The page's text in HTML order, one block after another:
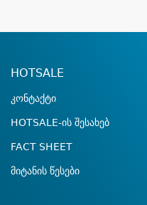
HOTSALE
კონტაქტი
HOTSALE-ის შესახებ
FACT SHEET
მიტანის წესები